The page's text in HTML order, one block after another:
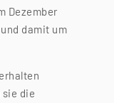
Dezember
damit um
sie die